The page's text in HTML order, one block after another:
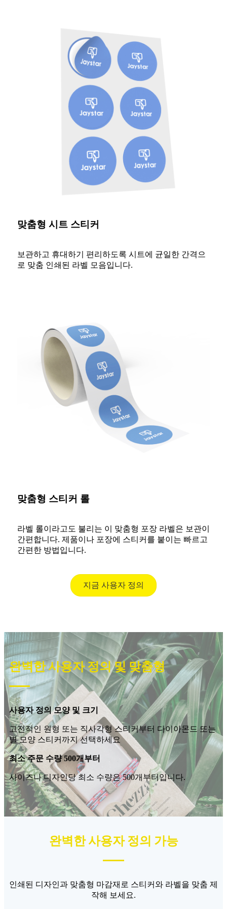
맞춤형 시트 스티커
보관하고 휴대하기 편리하도록 시트에 균일한 간격으
로 맞춤 인쇄된 라벨 모음입니다.
맞춤형 스티커 롤
라벨 롤이라고도 불리는 이 맞춤형 포장 라벨은 보관이
간편합니다. 제품이나 포장에 스티커를 붙이는 빠르고
간편한 방법입니다.
지금 사용자 정의
완벽한 사용자 정의 및 맞춤형
사용자 정의 모양 및 크기
고전적인 원형 또는 직사각형 스티커부터 다이아몬드 또는
별 모양 스티커까지 선택하세요
최소 주문 수량 500개부터
사이즈나 디자인당 최소 수량은 500개부터입니다.
완벽한 사용자 정의 가능
인쇄된 디자인과 맞춤형 마감재로 스티커와 라벨을 맞춤 제
작해 보세요.